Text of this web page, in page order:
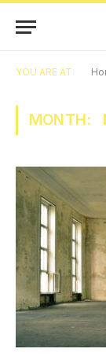
YOU ARE AT:
MONTH: